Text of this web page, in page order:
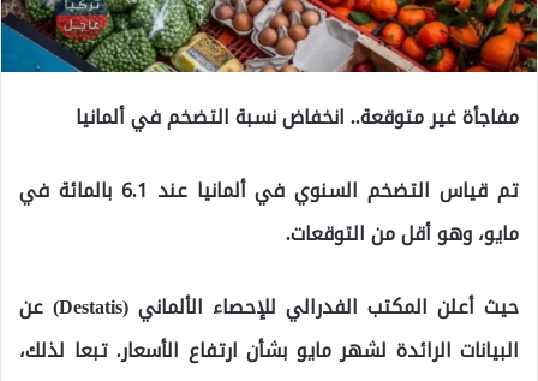
مفاجأة غير متوقعة.. انخفاض نسبة التضخم في ألمانيا
تم قياس التضخم السنوي في ألمانيا عند 6.1 بالمائة في
مايو، وهو أقل من التوقعات.
حيث أعلن المكتب الفدرالي للإحصاء الألماني (Destatis) عن
البيانات الرائدة لشهر مايو بشأن ارتفاع الأسعار. تبعا لذلك،